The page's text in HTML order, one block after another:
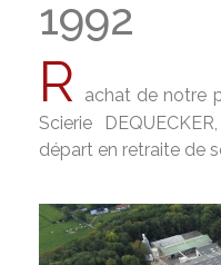
1992
R
achat de notre
Scierie
départ en retraite de